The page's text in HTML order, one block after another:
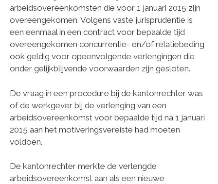
arbeidsovereenkomsten die voor 1 januari 2015 zijn
overeengekomen. Volgens vaste jurisprudentie is
een eenmaal in een contract voor bepaalde tijd
overeengekomen concurrentie- en/of relatiebeding
ook geldig voor opeenvolgende verlengingen die
onder gelijkblijvende voorwaarden zijn gesloten.
De vraag in een procedure bij de kantonrechter was
of de werkgever bij de verlenging van een
arbeidsovereenkomst voor bepaalde tijd na 1 januari
2015 aan het motiveringsvereiste had moeten
voldoen.
De kantonrechter merkte de verlengde
arbeidsovereenkomst aan als een nieuwe